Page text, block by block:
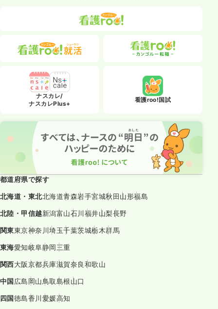
ナスカレ/
ナスカレPlus+
看護roo!国試
都道府県で探す
北海道・東北北海道青森岩手宮城秋田山形福島
北陸・甲信越新潟富山石川福井山梨長野
関東東京神奈川埼玉千葉茨城栃木群馬
東海愛知岐阜静岡三重
関西大阪京都兵庫滋賀奈良和歌山
中国広島岡山鳥取島根山口
四国徳島香川愛媛高知